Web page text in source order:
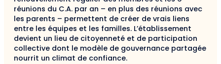
réunions du C.A. par an – en plus des réunions avec
les parents – permettent de créer de vrais liens
entre les équipes et les familles. L’établissement
devient un lieu de citoyenneté et de participation
collective dont le modèle de gouvernance partagée
nourrit un climat de confiance.